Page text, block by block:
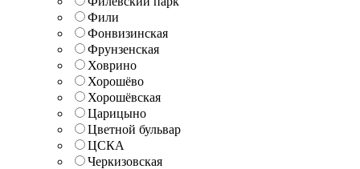
Фили
Фонвизинская
Фрунзенская
Ховрино
Хорошёво
Хорошёвская
Царицыно
Цветной бульвар
ЦСКА
Черкизовская